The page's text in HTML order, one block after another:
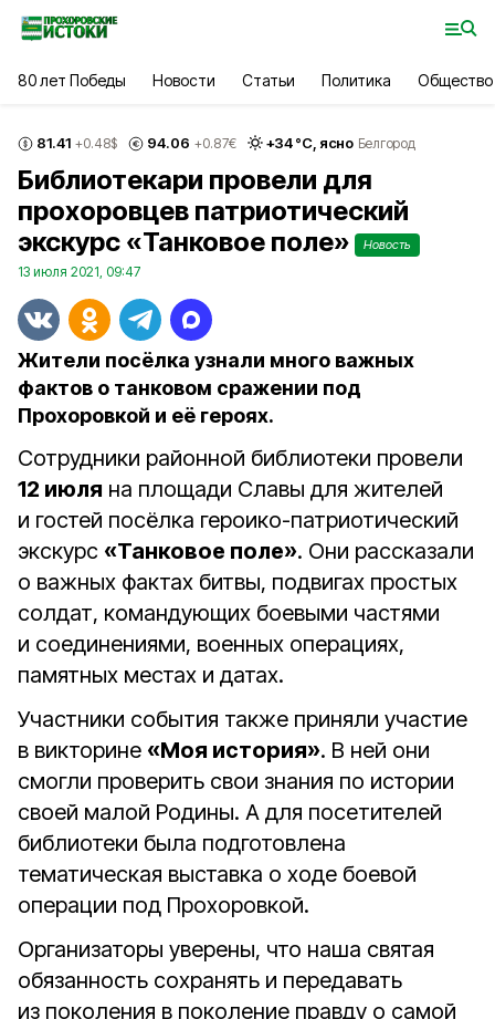
80 лет Победы Новости Статьи Политика Общество
81.41 +0.48$ 94.06 +0.87€ +34°С, ясно Белгород
Библиотекари провели для
прохоровцев патриотический
экскурс «Танковое поле»
Новость
13 июля 2021, 09:47
Жители посёлка узнали много важных
фактов о танковом сражении под
Прохоровкой и её героях.
Сотрудники районной библиотеки провели
12 июля на площади Славы для жителей
и гостей посёлка героико-патриотический
экскурс «Танковое поле». Они рассказали
о важных фактах битвы, подвигах простых
солдат, командующих боевыми частями
и соединениями, военных операциях,
памятных местах и датах.
Участники события также приняли участие
в викторине «Моя история». В ней они
смогли проверить свои знания по истории
своей малой Родины. А для посетителей
библиотеки была подготовлена
тематическая выставка о ходе боевой
операции под Прохоровкой.
Организаторы уверены, что наша святая
обязанность сохранять и передавать
из поколения в поколение правду о самой